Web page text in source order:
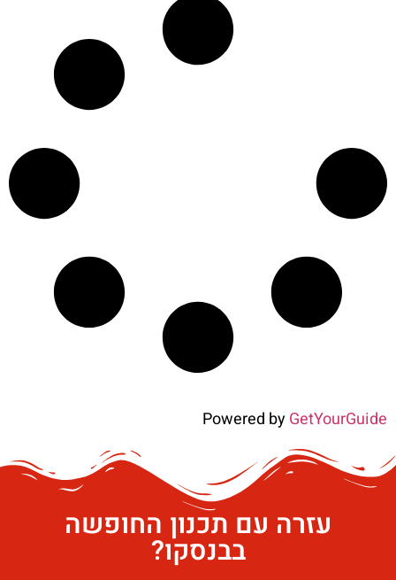
Powered byGetYourGuide
עזרה עם תכנון החופשה
בבנסקו?